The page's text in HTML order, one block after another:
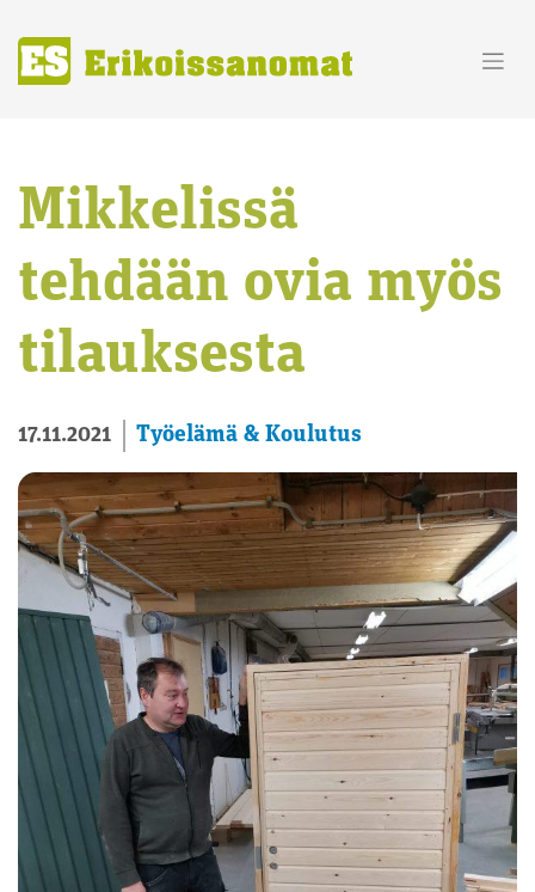
content
Mikkelissä
tehdään ovia myös
tilauksesta
17.11.2021 Työelämä & Koulutus